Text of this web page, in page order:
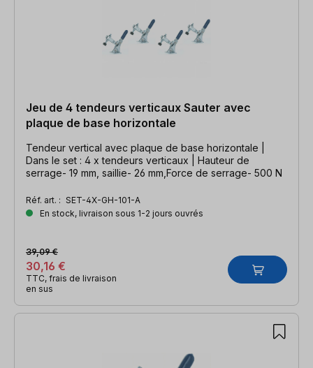
Jeu de 4 tendeurs verticaux Sauter avec
plaque de base horizontale
Tendeur vertical avec plaque de base horizontale |
Dans le set : 4 x tendeurs verticaux | Hauteur de
serrage- 19 mm, saillie- 26 mm,Force de serrage- 500 N
Réf. art. : SET-4X-GH-101-A
En stock, livraison sous 1-2 jours ouvrés
30,16 €
39,09 €
TTC, frais de livraison
en sus